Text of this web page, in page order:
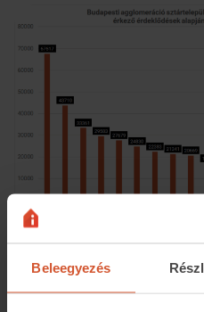
Beleegyezés
Az átlagos kínálati
rangsort Remeteszőlős